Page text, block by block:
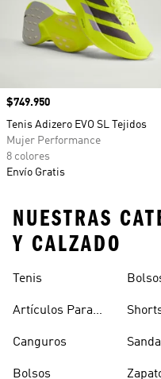
Precio
$749.950
Tenis Adizero EVO SL Tejidos
Mujer Performance
8 colores
Envío Gratis
NUESTRAS
Y CALZADO
Tenis
Artículos Para
Canguros
Bolsos